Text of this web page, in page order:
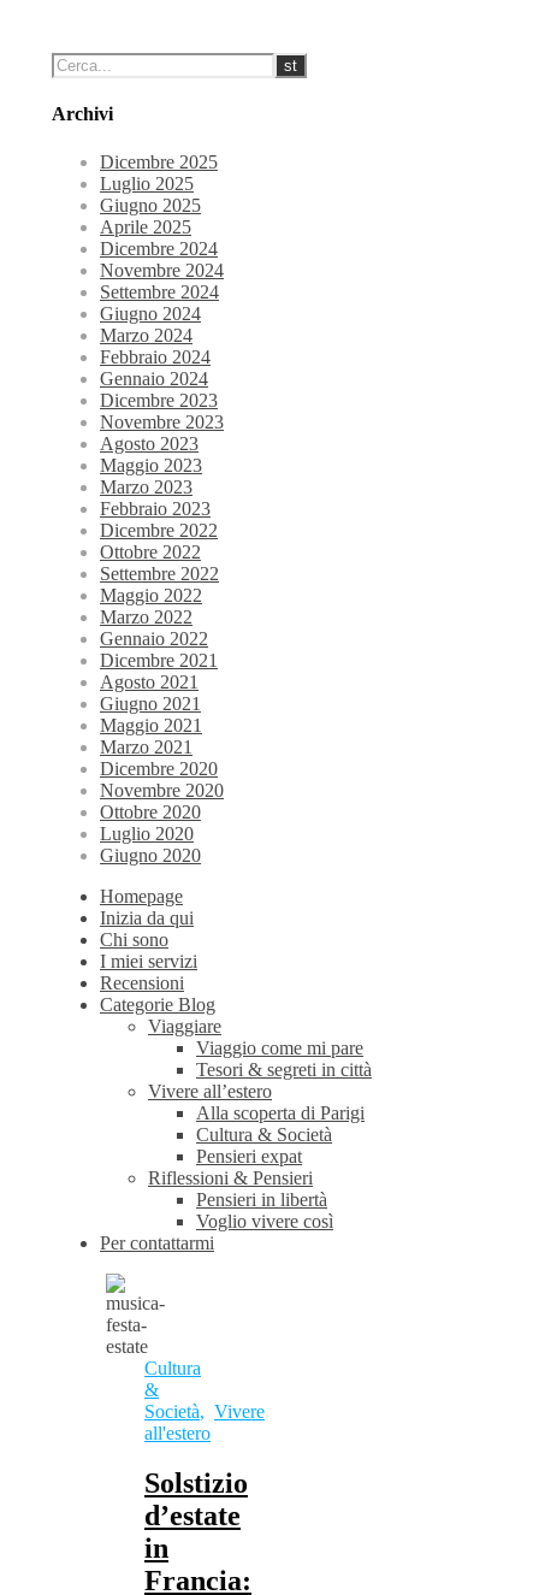
Archivi
Dicembre 2025
Luglio 2025
Giugno 2025
Aprile 2025
Dicembre 2024
Novembre 2024
Settembre 2024
Giugno 2024
Marzo 2024
Febbraio 2024
Gennaio 2024
Dicembre 2023
Novembre 2023
Agosto 2023
Maggio 2023
Marzo 2023
Febbraio 2023
Dicembre 2022
Ottobre 2022
Settembre 2022
Maggio 2022
Marzo 2022
Gennaio 2022
Dicembre 2021
Agosto 2021
Giugno 2021
Maggio 2021
Marzo 2021
Dicembre 2020
Novembre 2020
Ottobre 2020
Luglio 2020
Giugno 2020
Homepage
Inizia da qui
Chi sono
I miei servizi
Recensioni
Categorie Blog
Viaggiare
Viaggio come mi pare
Tesori & segreti in città
Vivere all’estero
Alla scoperta di Parigi
Cultura & Società
Pensieri expat
Riflessioni & Pensieri
Pensieri in libertà
Voglio vivere così
Per contattarmi
Cultura
&
Società, Vivere
all'estero
Solstizio
d’estate
in
Francia: